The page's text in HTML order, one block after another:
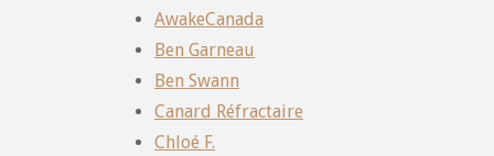
AwakeCanada
Ben Garneau
Ben Swann
Canard Réfractaire
Chloé F.